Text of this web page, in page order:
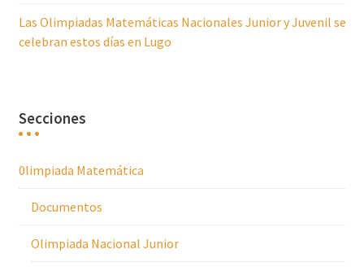
Las Olimpiadas Matemáticas Nacionales Junior y Juvenil se
celebran estos días en Lugo
Secciones
0limpiada Matemática
Documentos
Olimpiada Nacional Junior